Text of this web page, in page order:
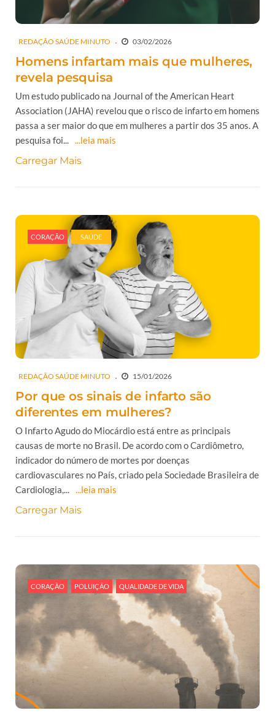
REDAÇÃO SAÚDE MINUTO 03/02/2026
Homens infartam mais que mulheres,
revela pesquisa
Um estudo publicado na Journal of the American Heart
Association (JAHA) revelou que o risco de infarto em homens
passa a ser maior do que em mulheres a partir dos 35 anos. A
pesquisa foi... ...leia mais
Carregar Mais
CORAÇÃO SAÚDE
REDAÇÃO SAÚDE MINUTO 15/01/2026
Por que os sinais de infarto são
diferentes em mulheres?
O Infarto Agudo do Miocárdio está entre as principais
causas de morte no Brasil. De acordo com o Cardiômetro,
indicador do número de mortes por doenças
cardiovasculares no País, criado pela Sociedade Brasileira de
Cardiologia,... ...leia mais
Carregar Mais
CORAÇÃO POLUIÇÃO QUALIDADE DE VIDA